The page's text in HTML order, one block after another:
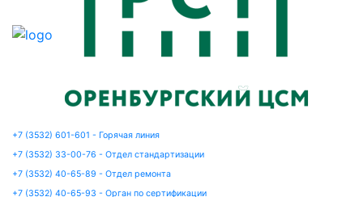
+7 (3532) 601-601 - Горячая линия
+7 (3532) 33-00-76 - Отдел стандартизации
+7 (3532) 40-65-89 - Отдел ремонта
+7 (3532) 40-65-93 - Орган по сертификации